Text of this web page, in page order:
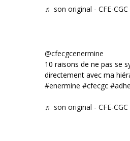
♬ son original - CFE-CGC
@cfecgcenermine
10 raisons de ne pas se
directement avec ma
#enermine #cfecgc
♬ son original - CFE-CGC